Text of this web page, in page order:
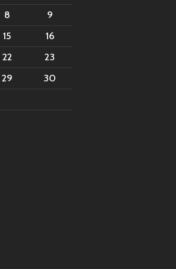
8
9
15
16
22
23
29
30